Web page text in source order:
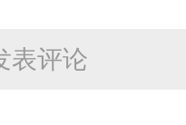
表评论